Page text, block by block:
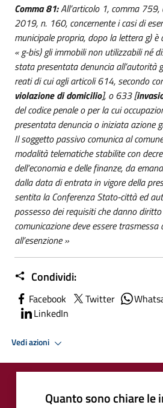
Comma 81:All’articolo 1, comma
2019, n. 160, concernente i casi di
municipale propria, dopo la lettera g) è
« g-bis) gli immobili non utilizzabili né
stata presentata denuncia all’autorità
reati di cui agli articoli 614, secondo
violazione di domicilio], o 633 [
del codice penale o per la cui
presentata denuncia o iniziata azione
Il soggetto passivo comunica al
modalità telematiche stabilite con
dell’economia e delle finanze, da
dalla data di entrata in vigore della
sentita la Conferenza Stato-città ed
possesso dei requisiti che danno diritto
comunicazione deve essere
all’esenzione »
Condividi:
Facebook Twitter
LinkedIn
Vedi azioni
Quanto sono chiare le